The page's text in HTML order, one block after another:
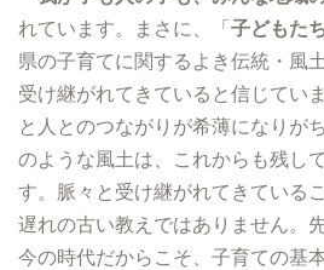
れています。まさに、「子どもた
県の子育てに関するよき伝統・風
受け継がれてきていると信じてい
と人とのつながりが希薄になりが
のような風土は、これからも残し
す。脈々と受け継がれてきている
遅れの古い教えではありません。
今の時代だからこそ、子育ての基本